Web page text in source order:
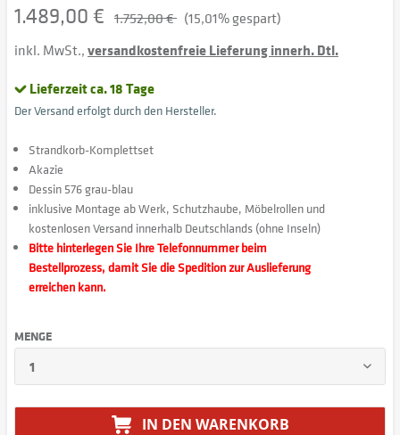
1.489,00 € 1.752,00 € (15,01% gespart)
inkl. MwSt.,versandkostenfreie Lieferung innerh. Dtl.
Lieferzeit ca. 18 Tage
Der Versand erfolgt durch den Hersteller.
Strandkorb-Komplettset
Akazie
Dessin 576 grau-blau
inklusive Montage ab Werk, Schutzhaube, Möbelrollen und
kostenlosen Versand innerhalb Deutschlands (ohne Inseln)
Bitte hinterlegen Sie Ihre Telefonnummer beim
Bestellprozess, damit Sie die Spedition zur Auslieferung
erreichen kann.
MENGE
IN DEN WARENKORB